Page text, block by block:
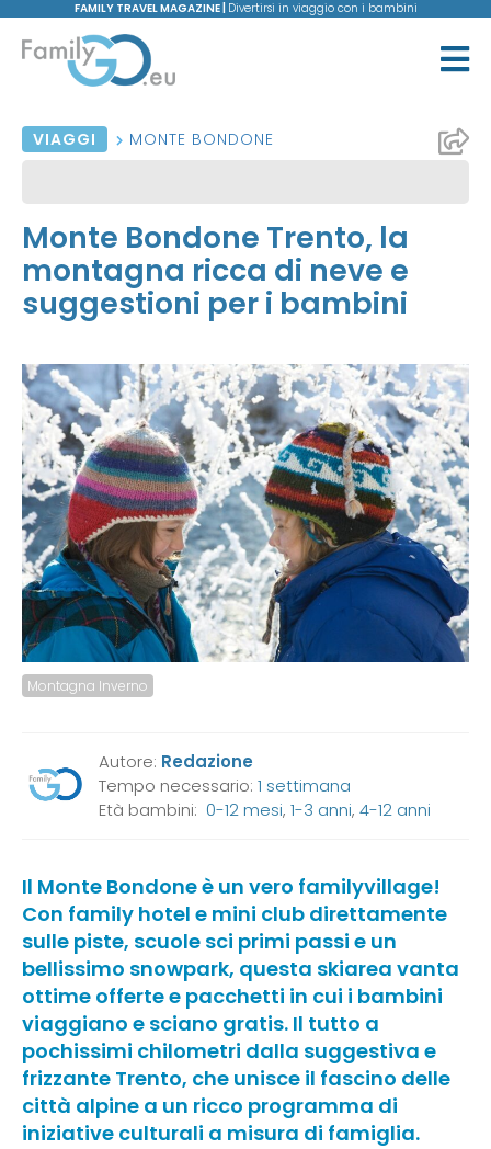
FAMILY TRAVEL MAGAZINE | Divertirsi in viaggio con i bambini
VIAGGI MONTE BONDONE
Monte Bondone Trento, la
montagna ricca di neve e
suggestioni per i bambini
Montagna Inverno
Autore: Redazione
Tempo necessario: 1 settimana
Età bambini: 0-12 mesi, 1-3 anni, 4-12 anni
Il Monte Bondone è un vero familyvillage!
Con family hotel e mini club direttamente
sulle piste, scuole sci primi passi e un
bellissimo snowpark, questa skiarea vanta
ottime offerte e pacchetti in cui i bambini
viaggiano e sciano gratis. Il tutto a
pochissimi chilometri dalla suggestiva e
frizzante Trento, che unisce il fascino delle
città alpine a un ricco programma di
iniziative culturali a misura di famiglia.